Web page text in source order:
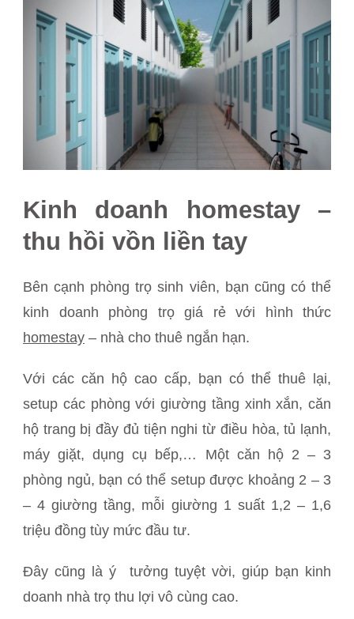
Kinh doanh homestay –
thu hồi vồn liền tay
Bên cạnh phòng trọ sinh viên, bạn cũng có thể
kinh doanh phòng trọ giá rẻ với hình thức
homestay – nhà cho thuê ngắn hạn.
Với các căn hộ cao cấp, bạn có thể thuê lại,
setup các phòng với giường tầng xinh xắn, căn
hộ trang bị đầy đủ tiện nghi từ điều hòa, tủ lạnh,
máy giặt, dụng cụ bếp,… Một căn hộ 2 – 3
phòng ngủ, bạn có thể setup được khoảng 2 – 3
– 4 giường tầng, mỗi giường 1 suất 1,2 – 1,6
triệu đồng tùy mức đầu tư.
Đây cũng là ý tưởng tuyệt vời, giúp bạn kinh
doanh nhà trọ thu lợi vô cùng cao.